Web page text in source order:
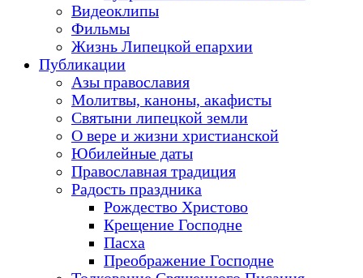
Видеоклипы
Фильмы
Жизнь Липецкой епархии
Публикации
Азы православия
Молитвы, каноны, акафисты
Святыни липецкой земли
О вере и жизни христианской
Юбилейные даты
Православная традиция
Радость праздника
Рождество Христово
Крещение Господне
Пасха
Преображение Господне